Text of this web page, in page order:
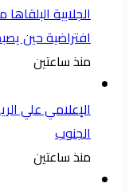
الجلابية
افتراضية حين
منذ ساعتين
الإعلامي علي
الجنوب
منذ ساعتين